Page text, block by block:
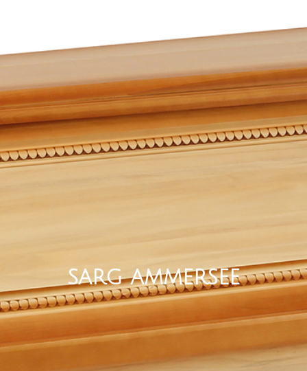
SARG AMMERSEE